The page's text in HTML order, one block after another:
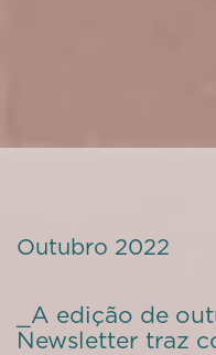
Outubro 2022
_A edição de
Newsletter traz